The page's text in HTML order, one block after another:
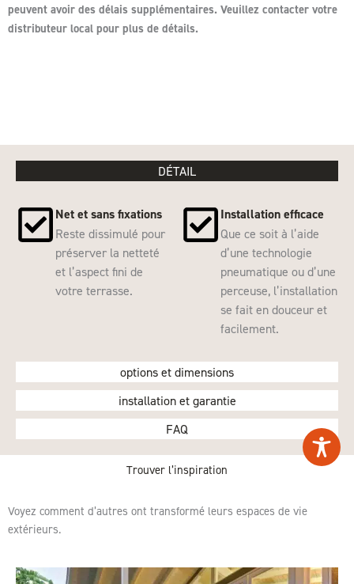
peuvent avoir des délais supplémentaires. Veuillez contacter votre
distributeur local pour plus de détails.
DÉTAIL
options et dimensions
installation et garantie
FAQ
Net et sans fixations
Reste dissimulé pour
préserver la netteté
et l’aspect fini de
votre terrasse.
Installation efficace
Que ce soit à l’aide
d’une technologie
pneumatique ou d’une
perceuse, l’installation
se fait en douceur et
facilement.
Trouver l’inspiration
Voyez comment d’autres ont transformé leurs espaces de vie
extérieurs.